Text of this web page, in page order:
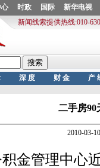
二手房90
2010-03-
金管理中心